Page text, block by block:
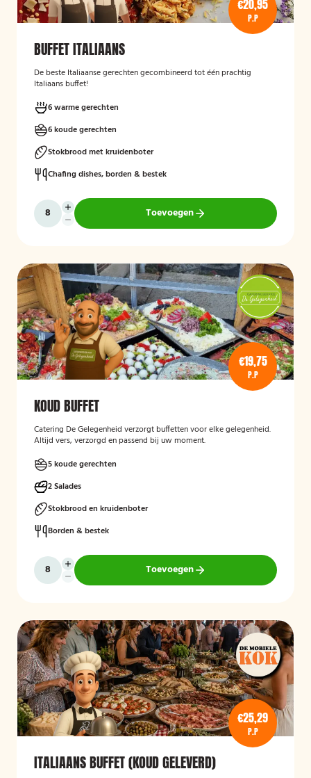
€20,95
P.P
BUFFET ITALIAANS
De beste Italiaanse gerechten gecombineerd tot één prachtig
Italiaans buffet!
6 warme gerechten
6 koude gerechten
Stokbrood met kruidenboter
Chafing dishes, borden & bestek
Toevoegen
€19,75
P.P
KOUD BUFFET
Catering De Gelegenheid verzorgt buffetten voor elke gelegenheid.
Altijd vers, verzorgd en passend bij uw moment.
5 koude gerechten
2 Salades
Stokbrood en kruidenboter
Borden & bestek
Toevoegen
€25,29
P.P
ITALIAANS BUFFET (KOUD GELEVERD)